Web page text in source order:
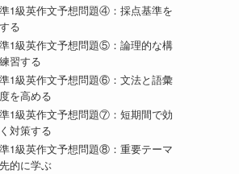
1級英作文予想問題④：採点基準を
る
1級英作文予想問題⑤：論理的な構
習する
1級英作文予想問題⑥：文法と語彙
を高める
1級英作文予想問題⑦：短期間で効
対策する
1級英作文予想問題⑧：重要テーマ
的に学ぶ